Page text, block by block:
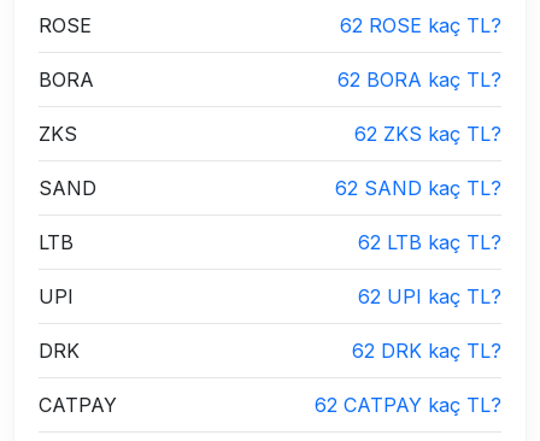
ROSE 62 ROSE kaç TL?
BORA 62 BORA kaç TL?
ZKS 62 ZKS kaç TL?
SAND 62 SAND kaç TL?
LTB 62 LTB kaç TL?
UPI 62 UPI kaç TL?
DRK 62 DRK kaç TL?
CATPAY 62 CATPAY kaç TL?